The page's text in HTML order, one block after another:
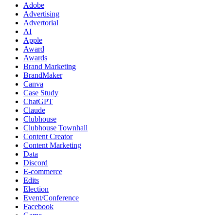
Adobe
Advertising
Advertorial
AI
Apple
Award
Awards
Brand Marketing
BrandMaker
Canva
Case Study
ChatGPT
Claude
Clubhouse
Clubhouse Townhall
Content Creator
Content Marketing
Data
Discord
E-commerce
Edits
Election
Event/Conference
Facebook